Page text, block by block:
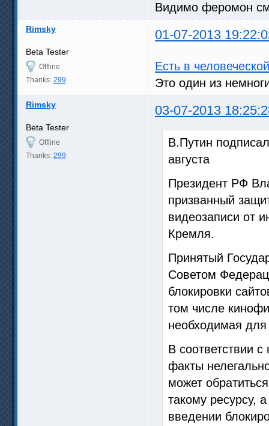
Видимо феромон
Rimsky 01-07-2013
Beta Tester
Offline
Thanks: 299
Есть в
Это один из
Rimsky 03-07-2013
Beta Tester
Offline
Thanks: 299
В.Путин
августа
Президент РФ
призванный
видеозаписи от
Кремля.
Принятый
Советом
блокировки
том числе
необходимая
В соответствии
факты
может
такому ресурсу,
введении